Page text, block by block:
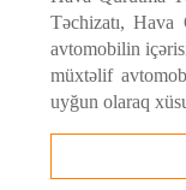
Təchizatı, Hava
avtomobilin
müxtəlif
uyğun olaraq